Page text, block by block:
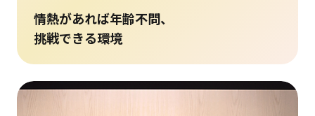
情熱があれば年齢不問、
挑戦できる環境